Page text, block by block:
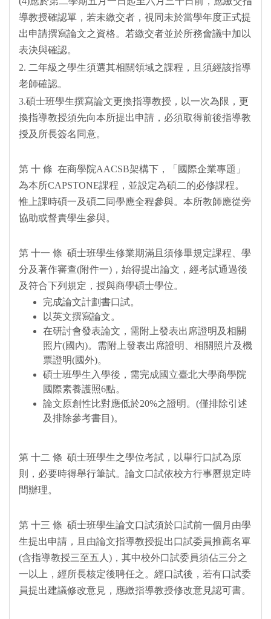
導教授確認單，若未繳交者，視同未於當學年度正式提
出申請撰寫論文之資格。若繳交者並於所務會議中加以
表決與確認。
2. 二年級之學生須選其相關領域之課程，且須經該指導
老師確認。
3.碩士班學生撰寫論文更換指導教授，以一次為限，更
換指導教授須先向本所提出申請，必須取得前後指導教
授及所長簽名同意。
第 十 條 在商學院AACSB架構下，「國際企業專題」
為本所CAPSTONE課程，並設定為碩二的必修課程。
惟上課時碩一及碩二同學應全程參與。本所教師應從旁
協助或督責學生參與。
第 十一 條 碩士班學生修業期滿且須修畢規定課程、學
分及著作審查(附件一)，始得提出論文，經考試通過後
及符合下列規定，授與商學碩士學位。
完成論文計劃書口試。
以英文撰寫論文。
在研討會發表論文，需附上發表出席證明及相關
照片(國內)。需附上發表出席證明、相關照片及機
票證明(國外)。
碩士班學生入學後，需完成國立臺北大學商學院
國際素養護照6點。
論文原創性比對應低於20%之證明。(僅排除引述
及排除參考書目)。
第 十二 條 碩士班學生之學位考試，以舉行口試為原
則，必要時得舉行筆試。論文口試依校方行事曆規定時
間辦理。
第 十三 條 碩士班學生論文口試須於口試前一個月由學
生提出申請，且由論文指導教授提出口試委員推薦名單
(含指導教授三至五人)，其中校外口試委員須佔三分之
一以上，經所長核定後聘任之。經口試後，若有口試委
員提出建議修改意見，應繳指導教授修改意見認可書。